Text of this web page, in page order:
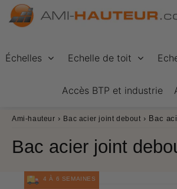
Échelles Echelle de toit
Accès BTP et industrie
Ami-hauteur › Bac acier joint debout › Bac
Bac acier joint
4 À 6 SEMAINES